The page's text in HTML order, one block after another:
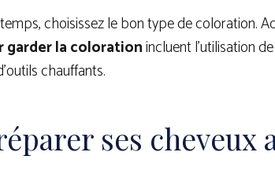
choisissez le bon type de coloration.
garder la colorationincluent l’utilisation
chauffants.
ses cheveux